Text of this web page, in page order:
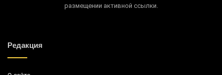
размещении активной ссылки.
Редакция